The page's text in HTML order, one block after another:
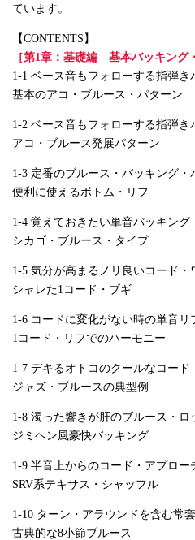
ています。
【CONTENTS】
［第1章：基礎編 基本バッキング
1-1 ベース音もフォローする指弾
基本のアコ・ブルース・パターン
1-2 ベース音もフォローする指弾
アコ・ブルース発展パターン
1-3 定番のブルース・バッキング・
便利に使えるボトム・リフ
1-4 覚えておきたい単音バッキング
シカゴ・ブルース・タイプ
1-5 気分が高まるノリ良いコード・
シャレた1コード・ブギ
1-6 コードに変化がない時の単音リ
1コード・リフでのハーモニー
1-7 デキるオトコのクールなコード
ジャズ・ブルースの典型例
1-8 濁った響きが肝のブルース・ロ
ジミヘン風豪快バッキング
1-9 半音上からのコード・アプロー
SRV系テキサス・シャッフル
1-10 ターン・アラウンドを含む常
古典的な8小節ブルース